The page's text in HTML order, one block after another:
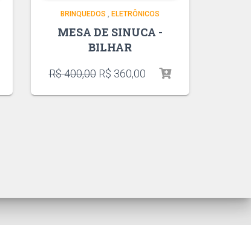
BRINQUEDOS , ELETRÔNICOS
MESA DE SINUCA -
BILHAR
R$400,00 R$ 360,00